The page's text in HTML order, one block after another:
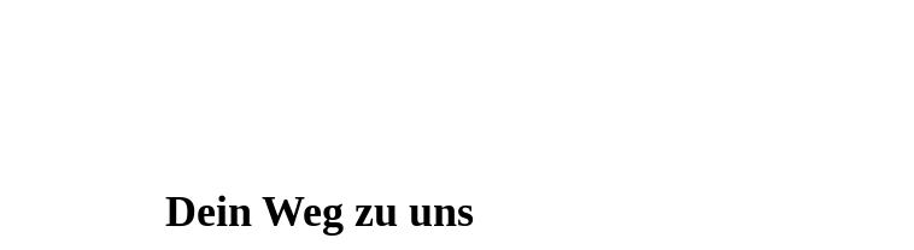
Dein Weg zu uns